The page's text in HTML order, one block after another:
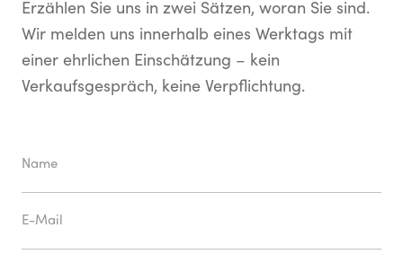
Erzählen Sie uns in zwei Sätzen, woran Sie sind.
Wir melden uns innerhalb eines Werktags mit
einer ehrlichen Einschätzung – kein
Verkaufsgespräch, keine Verpflichtung.